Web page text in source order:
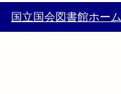
国立国会図書館ホーム